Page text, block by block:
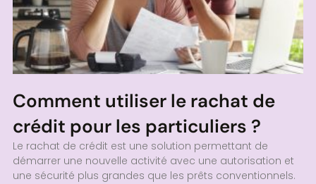
Comment utiliser le rachat de
crédit pour les particuliers ?
Le rachat de crédit est une solution permettant de
démarrer une nouvelle activité avec une autorisation et
une sécurité plus grandes que les prêts conventionnels.